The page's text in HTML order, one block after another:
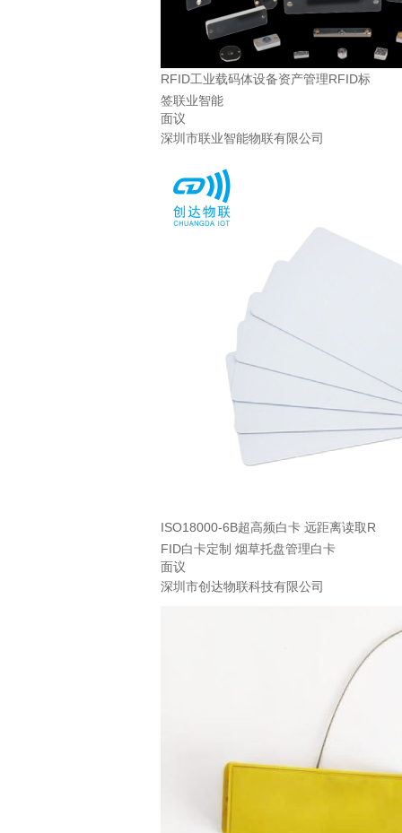
RFID工业载码体设备资产管理RFID标
签联业智能
面议
深圳市联业智能物联有限公司
ISO18000-6B超高频白卡 远距离读取R
FID白卡定制 烟草托盘管理白卡
面议
深圳市创达物联科技有限公司